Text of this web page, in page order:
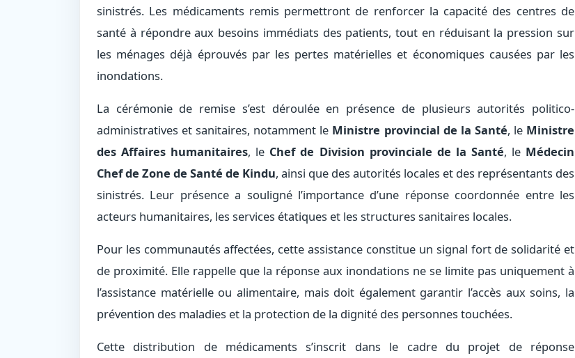
sinistrés. Les médicaments remis permettront de renforcer la capacité des centres de
santé à répondre aux besoins immédiats des patients, tout en réduisant la pression sur
les ménages déjà éprouvés par les pertes matérielles et économiques causées par les
inondations.
La cérémonie de remise s’est déroulée en présence de plusieurs autorités politico-
administratives et sanitaires, notamment le Ministre provincial de la Santé, le Ministre
des Affaires humanitaires, le Chef de Division provinciale de la Santé, le Médecin
Chef de Zone de Santé de Kindu, ainsi que des autorités locales et des représentants des
sinistrés. Leur présence a souligné l’importance d’une réponse coordonnée entre les
acteurs humanitaires, les services étatiques et les structures sanitaires locales.
Pour les communautés affectées, cette assistance constitue un signal fort de solidarité et
de proximité. Elle rappelle que la réponse aux inondations ne se limite pas uniquement à
l’assistance matérielle ou alimentaire, mais doit également garantir l’accès aux soins, la
prévention des maladies et la protection de la dignité des personnes touchées.
Cette distribution de médicaments s’inscrit dans le cadre du projet de réponse